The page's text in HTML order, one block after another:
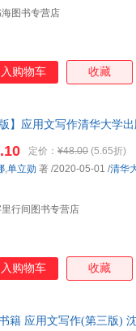
图书专营店
购物车 收藏
版】应用文写作清华大学
定价： ¥48.00 (5.65折)
行间图书专营店
,单立勋 著 /2020-05-01 /清华
购物车 收藏
籍 应用文写作(第三版)